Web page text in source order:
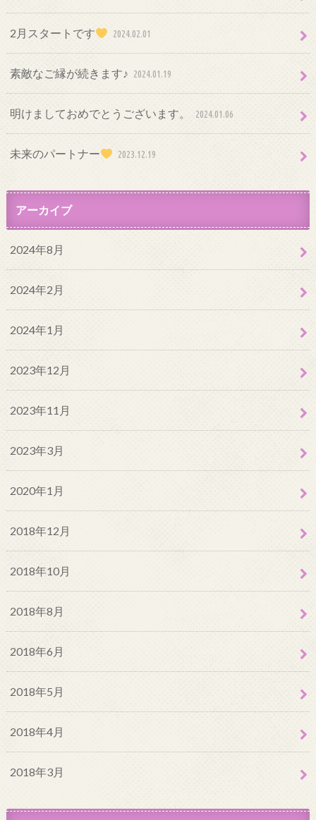
2月スタートです 2024.02.01
素敵なご縁が続きます♪ 2024.01.19
明けましておめでとうございます。 2024.01.06
未来のパートナー 2023.12.19
アーカイブ
2024年8月
2024年2月
2024年1月
2023年12月
2023年11月
2023年3月
2020年1月
2018年12月
2018年10月
2018年8月
2018年6月
2018年5月
2018年4月
2018年3月